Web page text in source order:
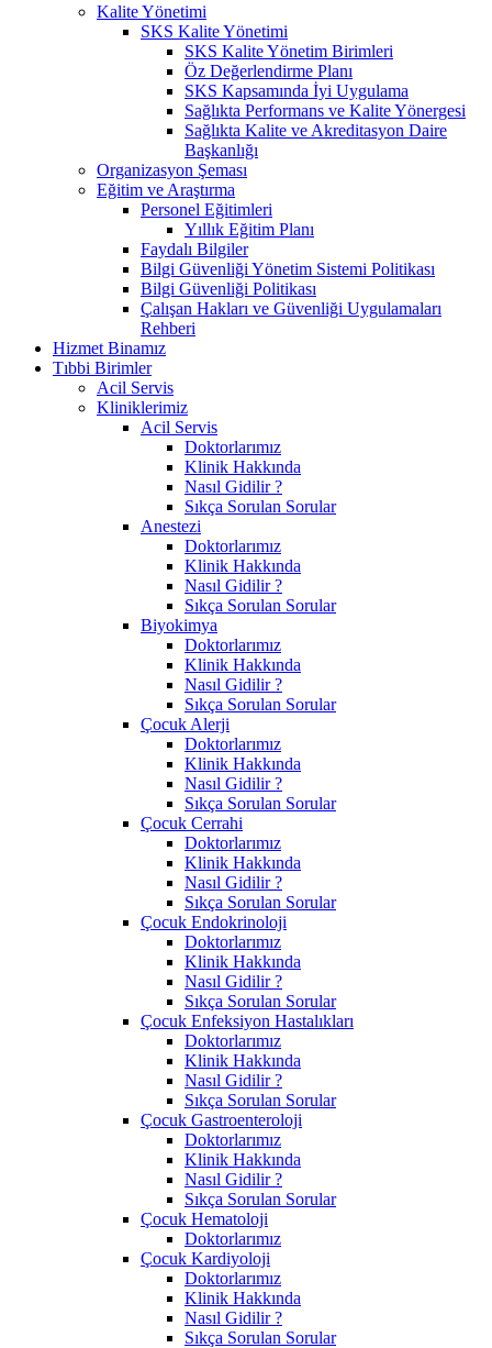
Kalite Yönetimi
SKS Kalite Yönetimi
SKS Kalite Yönetim Birimleri
Öz Değerlendirme Planı
SKS Kapsamında İyi Uygulama
Sağlıkta Performans ve Kalite Yönergesi
Sağlıkta Kalite ve Akreditasyon Daire
Başkanlığı
Organizasyon Şeması
Eğitim ve Araştırma
Personel Eğitimleri
Yıllık Eğitim Planı
Faydalı Bilgiler
Bilgi Güvenliği Yönetim Sistemi Politikası
Bilgi Güvenliği Politikası
Çalışan Hakları ve Güvenliği Uygulamaları
Rehberi
Hizmet Binamız
Tıbbi Birimler
Acil Servis
Kliniklerimiz
Acil Servis
Doktorlarımız
Klinik Hakkında
Nasıl Gidilir ?
Sıkça Sorulan Sorular
Anestezi
Doktorlarımız
Klinik Hakkında
Nasıl Gidilir ?
Sıkça Sorulan Sorular
Biyokimya
Doktorlarımız
Klinik Hakkında
Nasıl Gidilir ?
Sıkça Sorulan Sorular
Çocuk Alerji
Doktorlarımız
Klinik Hakkında
Nasıl Gidilir ?
Sıkça Sorulan Sorular
Çocuk Cerrahi
Doktorlarımız
Klinik Hakkında
Nasıl Gidilir ?
Sıkça Sorulan Sorular
Çocuk Endokrinoloji
Doktorlarımız
Klinik Hakkında
Nasıl Gidilir ?
Sıkça Sorulan Sorular
Çocuk Enfeksiyon Hastalıkları
Doktorlarımız
Klinik Hakkında
Nasıl Gidilir ?
Sıkça Sorulan Sorular
Çocuk Gastroenteroloji
Doktorlarımız
Klinik Hakkında
Nasıl Gidilir ?
Sıkça Sorulan Sorular
Çocuk Hematoloji
Doktorlarımız
Çocuk Kardiyoloji
Doktorlarımız
Klinik Hakkında
Nasıl Gidilir ?
Sıkça Sorulan Sorular